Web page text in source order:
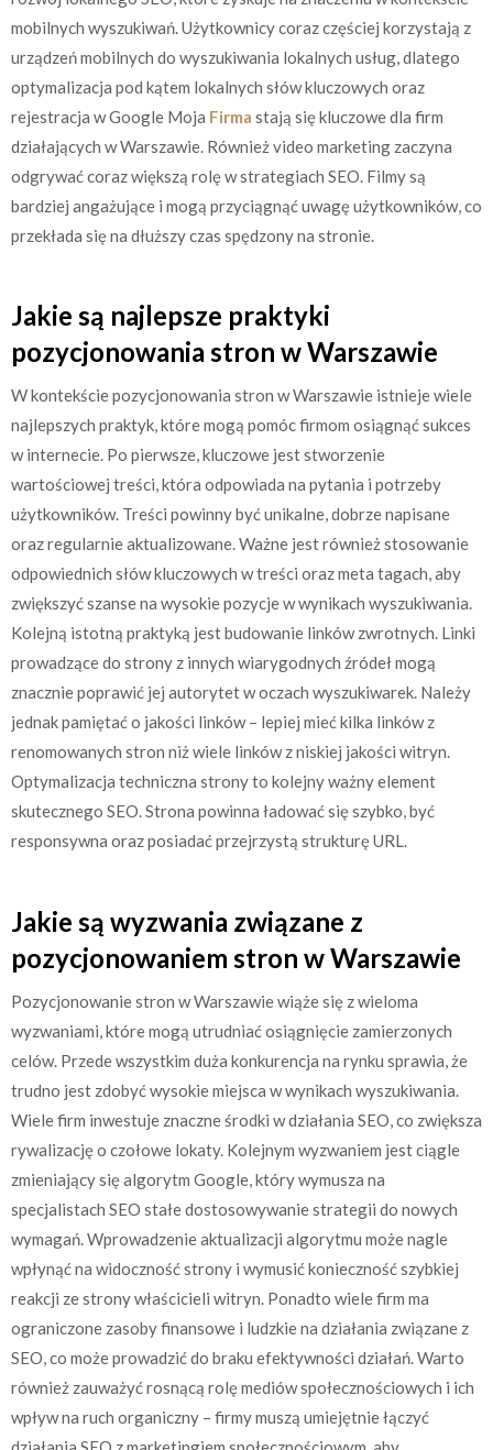
mobilnych wyszukiwań. Użytkownicy coraz częściej korzystają z
urządzeń mobilnych do wyszukiwania lokalnych usług, dlatego
optymalizacja pod kątem lokalnych słów kluczowych oraz
rejestracja w Google Moja Firma stają się kluczowe dla firm
działających w Warszawie. Również video marketing zaczyna
odgrywać coraz większą rolę w strategiach SEO. Filmy są
bardziej angażujące i mogą przyciągnąć uwagę użytkowników, co
przekłada się na dłuższy czas spędzony na stronie.
Jakie są najlepsze praktyki
pozycjonowania stron w Warszawie
W kontekście pozycjonowania stron w Warszawie istnieje wiele
najlepszych praktyk, które mogą pomóc firmom osiągnąć sukces
w internecie. Po pierwsze, kluczowe jest stworzenie
wartościowej treści, która odpowiada na pytania i potrzeby
użytkowników. Treści powinny być unikalne, dobrze napisane
oraz regularnie aktualizowane. Ważne jest również stosowanie
odpowiednich słów kluczowych w treści oraz meta tagach, aby
zwiększyć szanse na wysokie pozycje w wynikach wyszukiwania.
Kolejną istotną praktyką jest budowanie linków zwrotnych. Linki
prowadzące do strony z innych wiarygodnych źródeł mogą
znacznie poprawić jej autorytet w oczach wyszukiwarek. Należy
jednak pamiętać o jakości linków – lepiej mieć kilka linków z
renomowanych stron niż wiele linków z niskiej jakości witryn.
Optymalizacja techniczna strony to kolejny ważny element
skutecznego SEO. Strona powinna ładować się szybko, być
responsywna oraz posiadać przejrzystą strukturę URL.
Jakie są wyzwania związane z
pozycjonowaniem stron w Warszawie
Pozycjonowanie stron w Warszawie wiąże się z wieloma
wyzwaniami, które mogą utrudniać osiągnięcie zamierzonych
celów. Przede wszystkim duża konkurencja na rynku sprawia, że
trudno jest zdobyć wysokie miejsca w wynikach wyszukiwania.
Wiele firm inwestuje znaczne środki w działania SEO, co zwiększa
rywalizację o czołowe lokaty. Kolejnym wyzwaniem jest ciągle
zmieniający się algorytm Google, który wymusza na
specjalistach SEO stałe dostosowywanie strategii do nowych
wymagań. Wprowadzenie aktualizacji algorytmu może nagle
wpłynąć na widoczność strony i wymusić konieczność szybkiej
reakcji ze strony właścicieli witryn. Ponadto wiele firm ma
ograniczone zasoby finansowe i ludzkie na działania związane z
SEO, co może prowadzić do braku efektywności działań. Warto
również zauważyć rosnącą rolę mediów społecznościowych i ich
wpływ na ruch organiczny – firmy muszą umiejętnie łączyć